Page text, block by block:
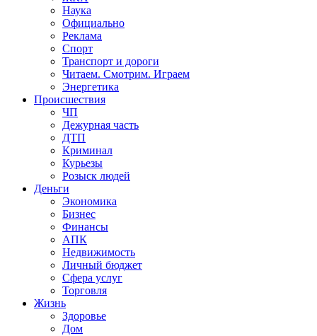
Наука
Официально
Реклама
Спорт
Транспорт и дороги
Читаем. Смотрим. Играем
Энергетика
Происшествия
ЧП
Дежурная часть
ДТП
Криминал
Курьезы
Розыск людей
Деньги
Экономика
Бизнес
Финансы
АПК
Недвижимость
Личный бюджет
Сфера услуг
Торговля
Жизнь
Здоровье
Дом